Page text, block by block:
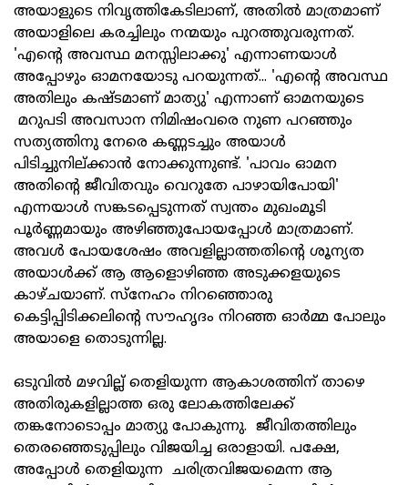
അയാളുടെ നിവൃത്തികേടിലാണ്, അതില്‍ മാത്രമാണ്
അയാളിലെ കരച്ചിലും നന്മയും പുറത്തുവരുന്നത്.
'എന്റെ അവസ്ഥ മനസ്സിലാക്കു' എന്നാണയാള്‍
അപ്പോഴും ഓമനയോടു പറയുന്നത്... 'എന്റെ അവസ്ഥ
അതിലും കഷ്ടമാണ് മാത്യു' എന്നാണ് ഓമനയുടെ
മറുപടി അവസാന നിമിഷംവരെ നുണ പറഞ്ഞും
സത്യത്തിനു നേരെ കണ്ണടച്ചും അയാള്‍
പിടിച്ചുനില്ക്കാന്‍ നോക്കുന്നുണ്ട്. 'പാവം ഓമന
അതിന്റെ ജീവിതവും വെറുതേ പാഴായിപോയി'
എന്നയാള്‍ സങ്കടപ്പെടുന്നത് സ്വന്തം മുഖംമൂടി
പൂര്‍ണ്ണമായും അഴിഞ്ഞുപോയപ്പോള്‍ മാത്രമാണ്.
അവള്‍ പോയശേഷം അവളില്ലാത്തതിന്റെ ശൂന്യത
അയാള്‍ക്ക് ആ ആളൊഴിഞ്ഞ അടുക്കളയുടെ
കാഴ്ചയാണ്. സ്‌നേഹം നിറഞ്ഞൊരു
കെട്ടിപ്പിടിക്കലിന്റെ സൗഹൃദം നിറഞ്ഞ ഓര്‍മ്മ പോലും
അയാളെ തൊടുന്നില്ല.
ഒടുവില്‍ മഴവില്ല് തെളിയുന്ന ആകാശത്തിന് താഴെ
അതിരുകളില്ലാത്ത ഒരു ലോകത്തിലേക്ക്
തങ്കനോടൊപ്പം മാത്യു പോകുന്നു. ജീവിതത്തിലും
തെരഞ്ഞെടുപ്പിലും വിജയിച്ച ഒരാളായി. പക്ഷേ,
അപ്പോള്‍ തെളിയുന്ന ചരിത്രവിജയമെന്ന ആ